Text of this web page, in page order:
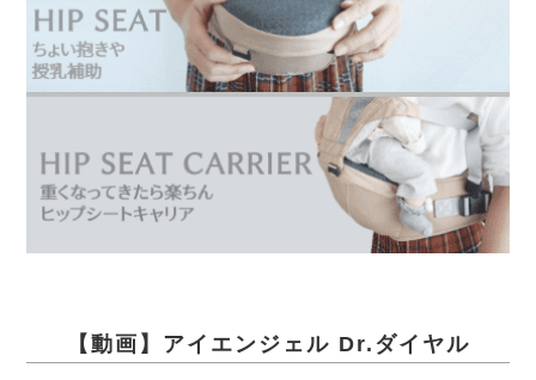
【動画】アイエンジェル Dr.ダイヤル